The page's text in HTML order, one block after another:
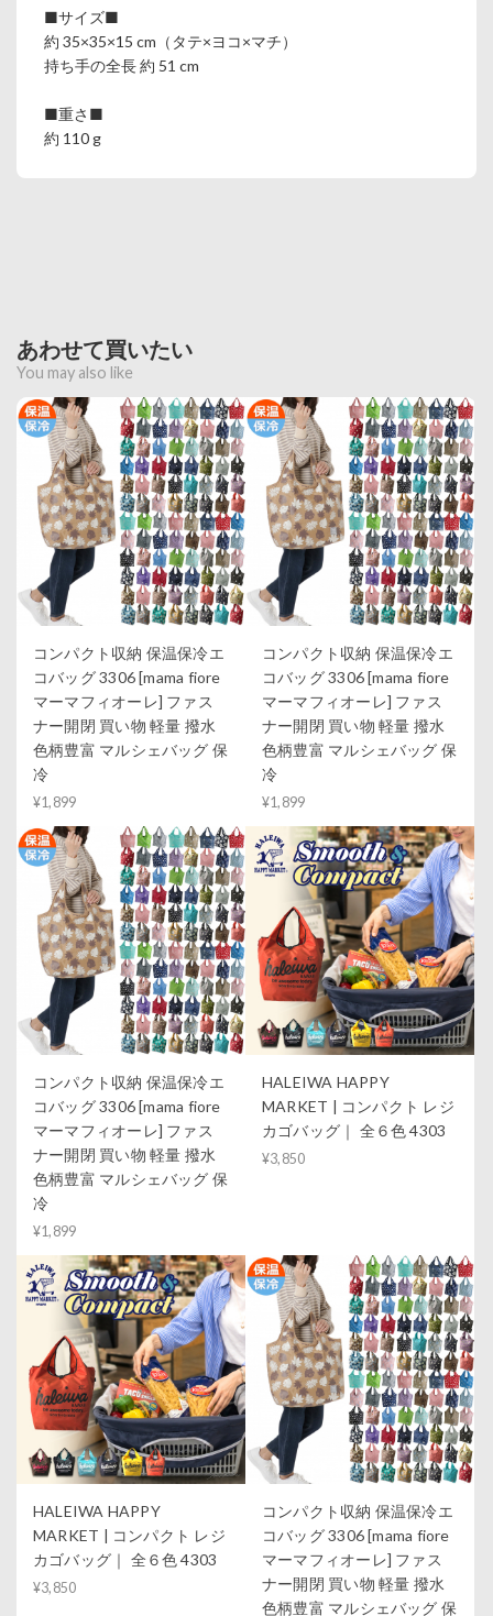
■サイズ■
約 35×35×15 cm（タテ×ヨコ×マチ）
持ち手の全長 約 51 cm
■重さ■
約 110 g
あわせて買いたい
You may also like
コンパクト収納 保温保冷エ
コバッグ 3306 [mama fiore
マーマフィオーレ] ファス
ナー開閉 買い物 軽量 撥水
色柄豊富 マルシェバッグ 保
冷
¥1,899
コンパクト収納 保温保冷エ
コバッグ 3306 [mama fiore
マーマフィオーレ] ファス
ナー開閉 買い物 軽量 撥水
色柄豊富 マルシェバッグ 保
冷
¥1,899
コンパクト収納 保温保冷エ
コバッグ 3306 [mama fiore
マーマフィオーレ] ファス
ナー開閉 買い物 軽量 撥水
色柄豊富 マルシェバッグ 保
冷
¥1,899
HALEIWA HAPPY
MARKET | コンパクト レジ
カゴバッグ｜ 全６色 4303
¥3,850
HALEIWA HAPPY
MARKET | コンパクト レジ
カゴバッグ｜ 全６色 4303
¥3,850
コンパクト収納 保温保冷エ
コバッグ 3306 [mama fiore
マーマフィオーレ] ファス
ナー開閉 買い物 軽量 撥水
色柄豊富 マルシェバッグ 保